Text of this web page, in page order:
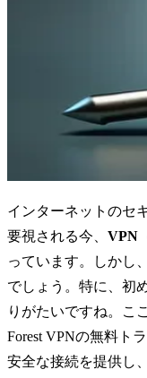
インターネットのセ
要視される今、 VPN
っています。しかし
でしょう。特に、初
りがたいですね。こ
Forest VPNの無料ト
安全な接続を提供し